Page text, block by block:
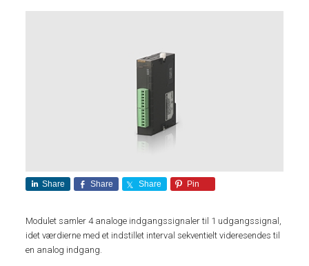
Share Share Share Pin
Modulet samler 4 analoge indgangssignaler til 1 udgangssignal,
idet værdierne med et indstillet interval sekventielt videresendes til
en analog indgang.